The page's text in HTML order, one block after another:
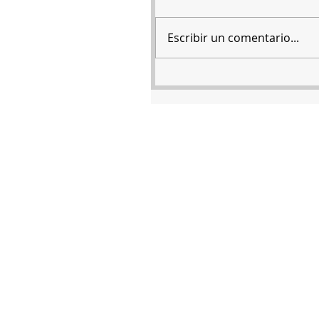
Escribir un comentario...